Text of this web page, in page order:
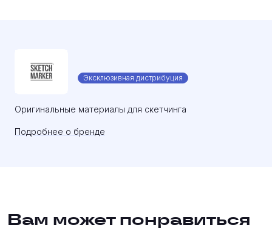
Эксклюзивная дистрибуция
Оригинальные материалы для скетчинга
Подробнее о бренде
Вам может понравиться